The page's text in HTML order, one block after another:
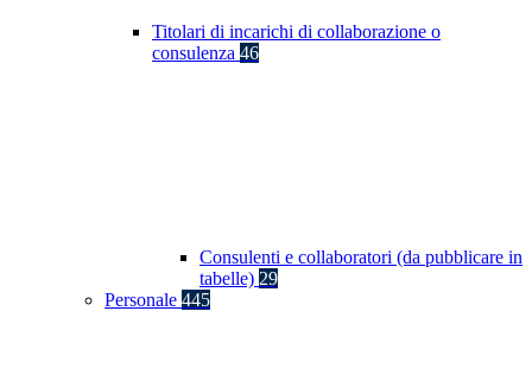
Titolari di incarichi di collaborazione o
consulenza 46
Consulenti e collaboratori (da pubblicare in
tabelle) 29
Personale 445